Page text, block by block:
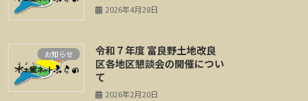
2026年4月28日
お知らせ
令和７年度 富良野土地改良
区各地区懇談会の開催につい
て
2026年2月20日